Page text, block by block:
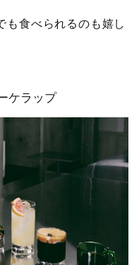
も食べられるのも嬉し
ケラップ